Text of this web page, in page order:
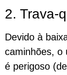
2. Trava-
Devido à
caminhões, o
é perigoso